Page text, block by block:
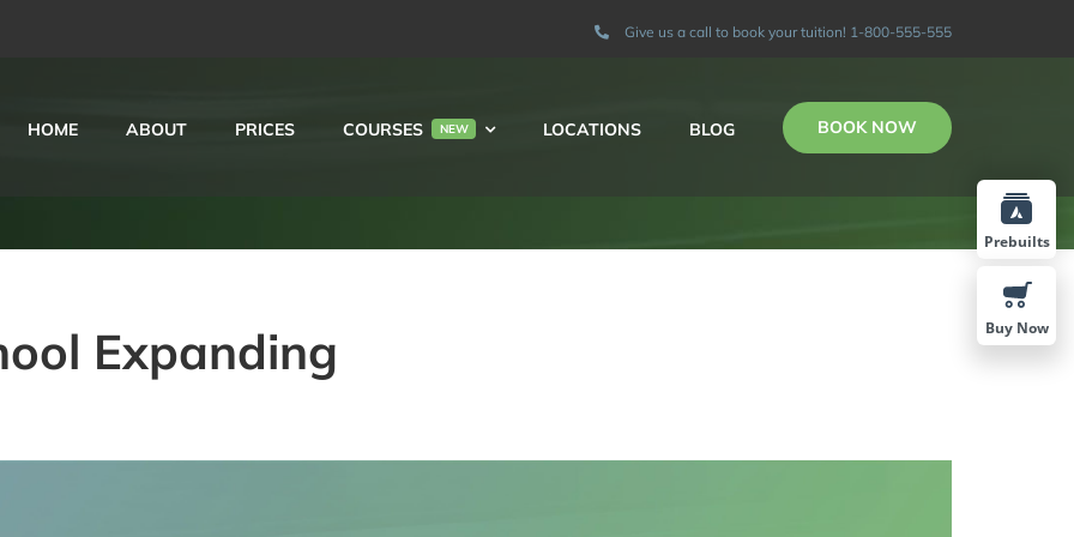
Give us a call to book your tuition! 1-800-555-555
HOME ABOUT PRICES COURSES NEW LOCATIONS BLOG BOOK NOW
Expanding
Prebuilts
Buy Now